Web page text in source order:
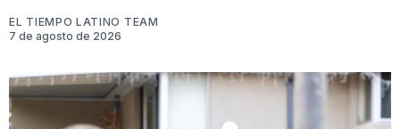
EL TIEMPO LATINO TEAM
7 de agosto de 2026